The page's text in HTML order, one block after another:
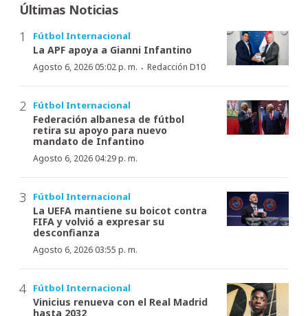
Últimas Noticias
Fútbol Internacional
La APF apoya a Gianni Infantino
Agosto 6, 2026 05:02 p. m. · Redacción D10
Fútbol Internacional
Federación albanesa de fútbol
retira su apoyo para nuevo
mandato de Infantino
Agosto 6, 2026 04:29 p. m.
Fútbol Internacional
La UEFA mantiene su boicot contra
FIFA y volvió a expresar su
desconfianza
Agosto 6, 2026 03:55 p. m.
Fútbol Internacional
Vinicius renueva con el Real Madrid
hasta 2032